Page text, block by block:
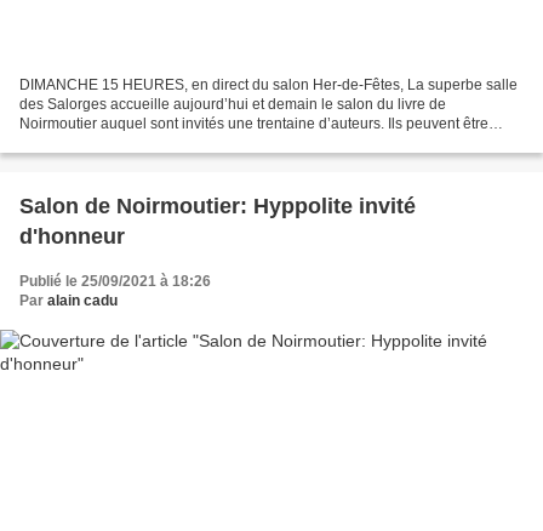
DIMANCHE 15 HEURES, en direct du salon Her-de-Fêtes, La superbe salle
des Salorges accueille aujourd’hui et demain le salon du livre de
Noirmoutier auquel sont invités une trentaine d’auteurs. Ils peuvent être
Salon de Noirmoutier: Hyppolite invité
d'honneur
Publié le 25/09/2021 à 18:26
Par alain cadu